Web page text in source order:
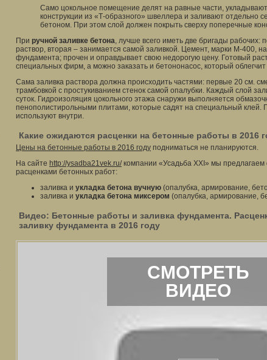
Само цокольное помещение делят на равные части,
конструкции из «Т-образного» швеллера и заливают отдельно
бетоном. При этом слой должен покрыть сверху поперечные
При ручной заливке бетона, лучше всего иметь две бригады рабочих:
раствор, вторая – занимается самой заливкой. Цемент, марки М-400,
фундамента; прочен и оправдывает свою недорогую цену. Готовый
специальных фирм, а можно заказать и бетононасос, который облегчит
Сама заливка раствора должна происходить частями: первые 20 см.
трамбовкой с простукиванием стенок самой опалубки. Каждый слой
суток. Гидроизоляция цокольного этажа снаружи выполняется
пенополистирольными плитами, которые садят на специальный
используют внутри.
Какие ожидаются расценки на бетонные работы в 2016
Цены на бетонные работы в 2016 году подниматься не планируются.
На сайте http://ysadba21vek.ru/компании «Усадьба XXI» мы
расценками бетонных работ:
заливка и укладка бетона вучную (опалубка, армирование,
заливка и укладка бетона миксером (опалубка, армирование,
Видео: Бетонные работы и заливка фундамента.
заливку фундамента в 2016 году
СМОТРЕТЬ
ВИДЕО